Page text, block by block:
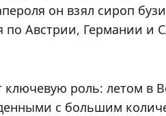
он взял сироп
по Австрии, Германии и
ключевую роль: летом
с большим